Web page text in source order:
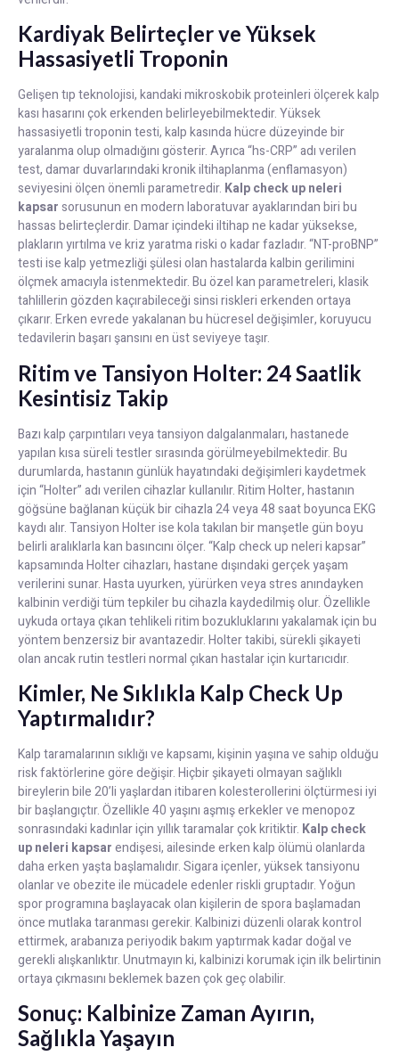
Kardiyak Belirteçler ve Yüksek
Hassasiyetli Troponin
Gelişen tıp teknolojisi, kandaki mikroskobik proteinleri ölçerek kalp
kası hasarını çok erkenden belirleyebilmektedir. Yüksek
hassasiyetli troponin testi, kalp kasında hücre düzeyinde bir
yaralanma olup olmadığını gösterir. Ayrıca “hs-CRP” adı verilen
test, damar duvarlarındaki kronik iltihaplanma (enflamasyon)
seviyesini ölçen önemli parametredir. Kalp check up neleri
kapsarsorusunun en modern laboratuvar ayaklarından biri bu
hassas belirteçlerdir. Damar içindeki iltihap ne kadar yüksekse,
plakların yırtılma ve kriz yaratma riski o kadar fazladır. “NT-proBNP”
testi ise kalp yetmezliği şülesi olan hastalarda kalbin gerilimini
ölçmek amacıyla istenmektedir. Bu özel kan parametreleri, klasik
tahlillerin gözden kaçırabileceği sinsi riskleri erkenden ortaya
çıkarır. Erken evrede yakalanan bu hücresel değişimler, koruyucu
tedavilerin başarı şansını en üst seviyeye taşır.
Ritim ve Tansiyon Holter: 24 Saatlik
Kesintisiz Takip
Bazı kalp çarpıntıları veya tansiyon dalgalanmaları, hastanede
yapılan kısa süreli testler sırasında görülmeyebilmektedir. Bu
durumlarda, hastanın günlük hayatındaki değişimleri kaydetmek
için “Holter” adı verilen cihazlar kullanılır. Ritim Holter, hastanın
göğsüne bağlanan küçük bir cihazla 24 veya 48 saat boyunca EKG
kaydı alır. Tansiyon Holter ise kola takılan bir manşetle gün boyu
belirli aralıklarla kan basıncını ölçer. “Kalp check up neleri kapsar”
kapsamında Holter cihazları, hastane dışındaki gerçek yaşam
verilerini sunar. Hasta uyurken, yürürken veya stres anındayken
kalbinin verdiği tüm tepkiler bu cihazla kaydedilmiş olur. Özellikle
uykuda ortaya çıkan tehlikeli ritim bozukluklarını yakalamak için bu
yöntem benzersiz bir avantazedir. Holter takibi, sürekli şikayeti
olan ancak rutin testleri normal çıkan hastalar için kurtarıcıdır.
Kimler, Ne Sıklıkla Kalp Check Up
Yaptırmalıdır?
Kalp taramalarının sıklığı ve kapsamı, kişinin yaşına ve sahip olduğu
risk faktörlerine göre değişir. Hiçbir şikayeti olmayan sağlıklı
bireylerin bile 20’li yaşlardan itibaren kolesterollerini ölçtürmesi iyi
bir başlangıçtır. Özellikle 40 yaşını aşmış erkekler ve menopoz
sonrasındaki kadınlar için yıllık taramalar çok kritiktir. Kalp check
up neleri kapsarendişesi, ailesinde erken kalp ölümü olanlarda
daha erken yaşta başlamalıdır. Sigara içenler, yüksek tansiyonu
olanlar ve obezite ile mücadele edenler riskli gruptadır. Yoğun
spor programına başlayacak olan kişilerin de spora başlamadan
önce mutlaka taranması gerekir. Kalbinizi düzenli olarak kontrol
ettirmek, arabanıza periyodik bakım yaptırmak kadar doğal ve
gerekli alışkanlıktır. Unutmayın ki, kalbinizi korumak için ilk belirtinin
ortaya çıkmasını beklemek bazen çok geç olabilir.
Sonuç: Kalbinize Zaman Ayırın,
Sağlıkla Yaşayın